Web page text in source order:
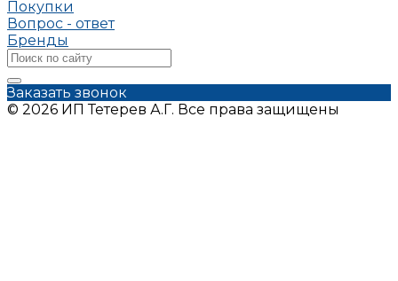
Покупки
Вопрос - ответ
Бренды
Заказать звонок
© 2026 ИП Тетерев А.Г. Все права защищены